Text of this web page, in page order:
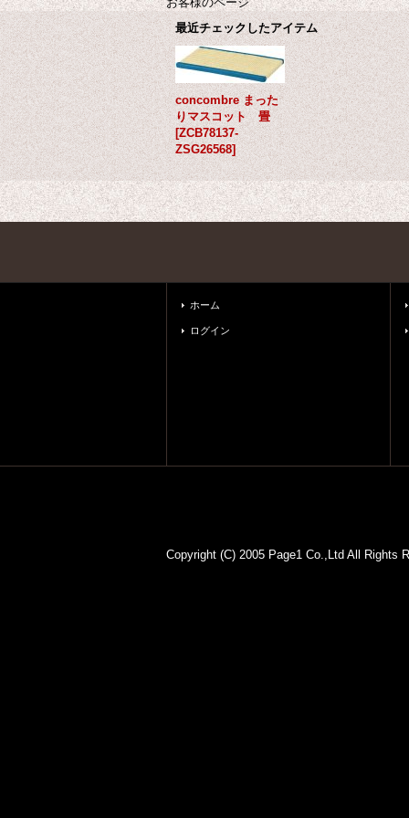
最近チェックしたアイテム
concombre まった
りマスコット 畳
[ZCB78137-
ZSG26568]
ホーム
ログイン
Copyright (C) 2005 Page1 Co.,Ltd All